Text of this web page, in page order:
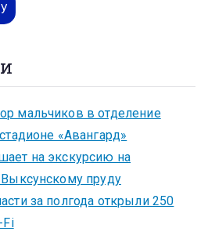
мальчиков в отделение
«Авангард»
на экскурсию на
пруду
за полгода открыли 250
Fi